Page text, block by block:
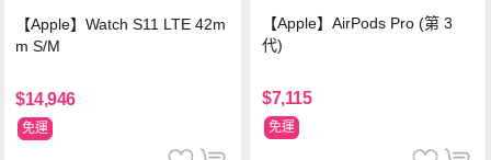
【Apple】Watch S11 LTE 42m
m S/M
$14,946
免運
【Apple】AirPods Pro (第 3
代)
$7,115
免運